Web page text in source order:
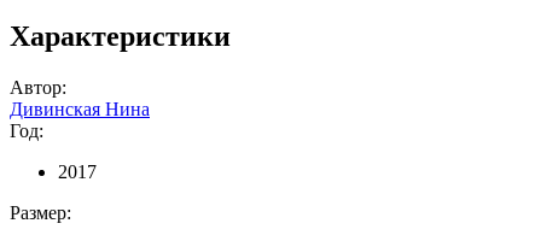
Характеристики
Автор:
Дивинская Нина
Год:
2017
Размер: